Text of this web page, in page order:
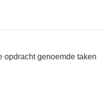
opdracht genoemde taken